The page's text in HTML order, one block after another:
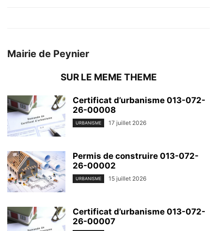
Mairie de Peynier
SUR LE MEME THEME
Certificat d’urbanisme 013-072-
26-00008
URBANISME 17 juillet 2026
Permis de construire 013-072-
26-00002
URBANISME 15 juillet 2026
Certificat d’urbanisme 013-072-
26-00007